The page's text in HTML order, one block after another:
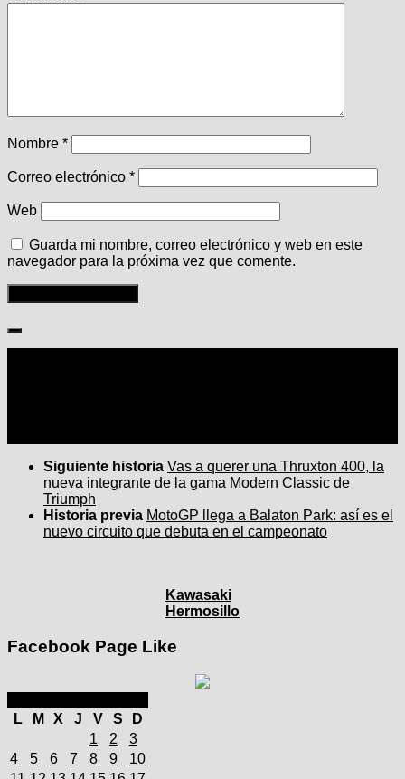
Nombre *
Correo electrónico *
Web
Guarda mi nombre, correo electrónico y web en este
navegador para la próxima vez que comente.
Siguiente historia Vas a querer una Thruxton 400, la
nueva integrante de la gama Modern Classic de
Triumph
Historia previa MotoGP llega a Balaton Park: así es el
nuevo circuito que debuta en el campeonato
Kawasaki
Hermosillo
Facebook Page Like
L
M X J V S
D
1
2
3
4
5 6 7 8 9
10